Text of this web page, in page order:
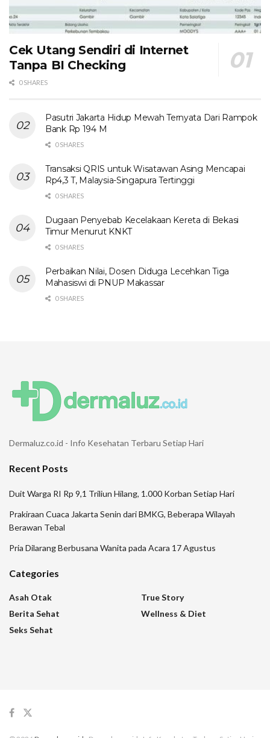
Cek Utang Sendiri di Internet
Tanpa BI Checking
0 SHARES
Pasutri Jakarta Hidup Mewah Ternyata Dari Rampok
Bank Rp 194 M
0 SHARES
Transaksi QRIS untuk Wisatawan Asing Mencapai
Rp4,3 T, Malaysia-Singapura Tertinggi
0 SHARES
Dugaan Penyebab Kecelakaan Kereta di Bekasi
Timur Menurut KNKT
0 SHARES
Perbaikan Nilai, Dosen Diduga Lecehkan Tiga
Mahasiswi di PNUP Makassar
0 SHARES
Dermaluz.co.id - Info Kesehatan Terbaru Setiap Hari
Recent Posts
Duit Warga RI Rp 9,1 Triliun Hilang, 1.000 Korban Setiap Hari
Prakiraan Cuaca Jakarta Senin dari BMKG, Beberapa Wilayah
Berawan Tebal
Pria Dilarang Berbusana Wanita pada Acara 17 Agustus
Categories
Asah Otak
Berita Sehat
Seks Sehat
True Story
Wellness & Diet